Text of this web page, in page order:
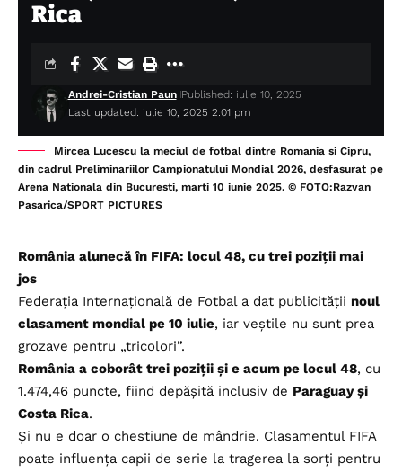
Rica
Last updated: iulie 10, 2025 2:01 pm
Andrei-Cristian Paun Published: iulie 10, 2025
Mircea Lucescu la meciul de fotbal dintre Romania si Cipru,
din cadrul Preliminariilor Campionatului Mondial 2026, desfasurat pe
Arena Nationala din Bucuresti, marti 10 iunie 2025. © FOTO:Razvan
Pasarica/SPORT PICTURES
România alunecă în FIFA: locul 48, cu trei poziții mai
jos
Federația Internațională de Fotbal a dat publicității noul
clasament mondial pe 10 iulie, iar veștile nu sunt prea
grozave pentru „tricolori”.
România a coborât trei poziții și e acum pe locul 48, cu
1.474,46 puncte, fiind depășită inclusiv de Paraguay și
Costa Rica.
Și nu e doar o chestiune de mândrie. Clasamentul FIFA
poate influența capii de serie la tragerea la sorți pentru